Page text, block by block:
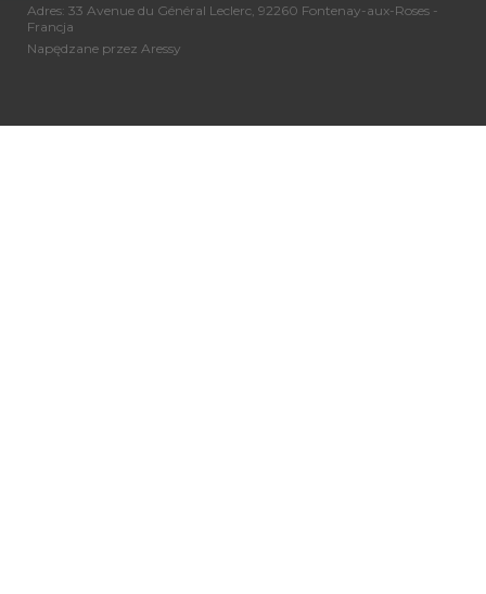
Adres: 33 Avenue du Général Leclerc, 92260 Fontenay-aux-Roses -
Francja
Napędzane przez Aressy